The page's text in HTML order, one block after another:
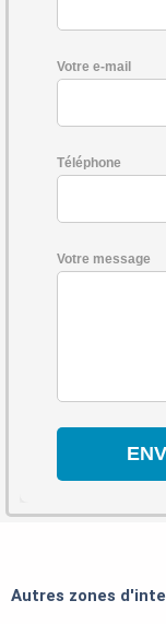
Votre e-mail
Téléphone
Votre message
Autres zones